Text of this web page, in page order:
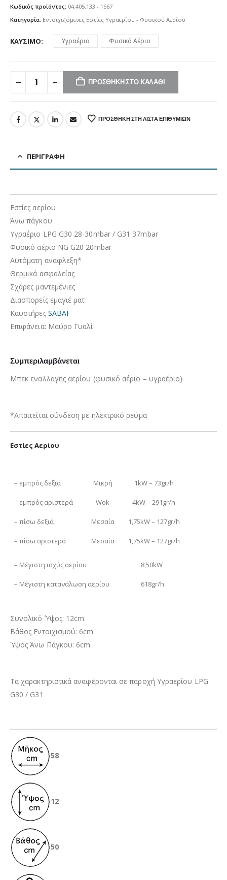
Κωδικός προϊόντος: 04.405.133 - 1567
Κατηγορία: Εντοιχιζόμενες Εστίες Υγραερίου - Φυσικού Αερίου
ΚΑΎΣΙΜΟ Υγραέριο Φυσικό Αέριο
ΠΡΟΣΘΉΚΗ ΣΤΟ ΚΑΛΆΘΙ
ΠΡΟΣΘΉΚΗ ΣΤΗ ΛΊΣΤΑ ΕΠΙΘΥΜΙΏΝ
ΠΕΡΙΓΡΑΦΉ
Εστίες αερίου
Άνω πάγκου
Υγραέριο LPG G30 28-30mbar / G31 37mbar
Φυσικό αέριο NG G20 20mbar
Αυτόματη ανάφλεξη*
Θερμικά ασφαλείας
Σχάρες μαντεμένιες
Διασπορείς εμαγιέ ματ
Καυστήρες SABAF
Επιφάνεια: Μαύρο Γυαλί
Συμπεριλαμβάνεται
Μπεκ εναλλαγής αερίου (φυσικό αέριο – υγραέριο)
*Απαιτείται σύνδεση με ηλεκτρικό ρεύμα
Εστίες Αερίου
– εμπρός δεξιά Μικρή 1kW – 73gr/h
– εμπρός αριστερά Wok 4kW – 291gr/h
– πίσω δεξιά Μεσαία 1,75kW – 127gr/h
– πίσω αριστερά Μεσαία 1,75kW – 127gr/h
– Μέγιστη ισχύς αερίου 8,50kW
– Μέγιστη κατανάλωση αερίου 618gr/h
Συνολικό Ύψος: 12cm
Βάθος Εντοιχισμού: 6cm
Ύψος Άνω Πάγκου: 6cm
Τα χαρακτηριστικά αναφέρονται σε παροχή Υγραερίου LPG
G30 / G31
58
12
50